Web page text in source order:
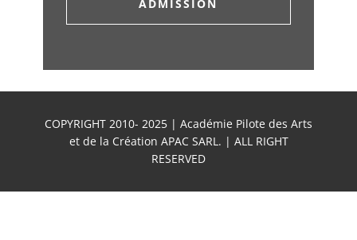
ADMISSION
COPYRIGHT 2010- 2025 | Académie Pilote des Arts
et de la Création APAC SARL. | ALL RIGHT
RESERVED